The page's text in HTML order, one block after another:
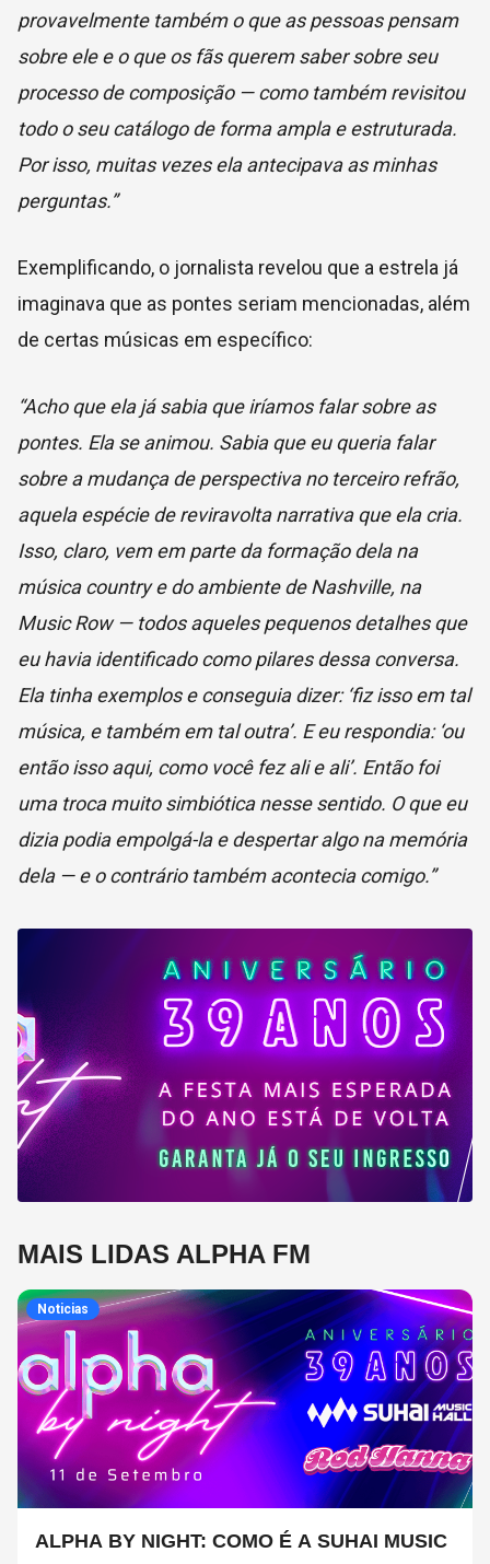
provavelmente também o que as pessoas pensam
sobre ele e o que os fãs querem saber sobre seu
processo de composição — como também revisitou
todo o seu catálogo de forma ampla e estruturada.
Por isso, muitas vezes ela antecipava as minhas
perguntas.”
Exemplificando, o jornalista revelou que a estrela já
imaginava que as pontes seriam mencionadas, além
de certas músicas em específico:
“Acho que ela já sabia que iríamos falar sobre as
pontes. Ela se animou. Sabia que eu queria falar
sobre a mudança de perspectiva no terceiro refrão,
aquela espécie de reviravolta narrativa que ela cria.
Isso, claro, vem em parte da formação dela na
música country e do ambiente de Nashville, na
Music Row — todos aqueles pequenos detalhes que
eu havia identificado como pilares dessa conversa.
Ela tinha exemplos e conseguia dizer: ‘fiz isso em tal
música, e também em tal outra’. E eu respondia: ‘ou
então isso aqui, como você fez ali e ali’. Então foi
uma troca muito simbiótica nesse sentido. O que eu
dizia podia empolgá-la e despertar algo na memória
dela — e o contrário também acontecia comigo.”
MAIS LIDAS ALPHA FM
Noticias
ALPHA BY NIGHT: COMO É A SUHAI MUSIC